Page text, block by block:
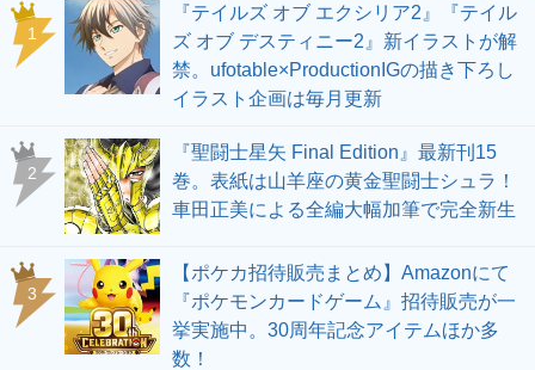
1
『テイルズ オブ エクシリア2』『テイル
ズ オブ デスティニー2』新イラストが解
禁。ufotable×ProductionIGの描き下ろし
イラスト企画は毎月更新
2
『聖闘士星矢 Final Edition』最新刊15
巻。表紙は山羊座の黄金聖闘士シュラ！
車田正美による全編大幅加筆で完全新生
3
【ポケカ招待販売まとめ】Amazonにて
『ポケモンカードゲーム』招待販売が一
挙実施中。30周年記念アイテムほか多
数！